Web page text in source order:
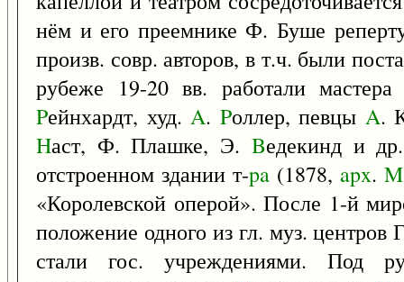
нём и его преемнике Ф. Буше
произв. совр. авторов, в т.ч. были
рубеже 19-20 вв. работали
Pейнхардт, худ.A. Pоллер, певцы A.
Hаст, Ф. Плашке, Э. Bедекинд и
отстроенном здании т-pa(1878, apx. M
«Королевской оперой». После 1-й
положение одного из гл. муз.
стали гос. учреждениями. Под